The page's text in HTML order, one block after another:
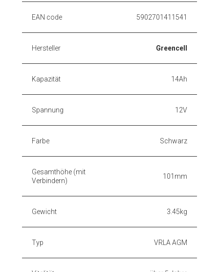
EAN code 5902701411541
Hersteller Greencell
Kapazität 14Ah
Spannung 12V
Farbe Schwarz
Gesamthöhe (mit
Verbindern)
101mm
Gewicht 3.45kg
Typ VRLA AGM